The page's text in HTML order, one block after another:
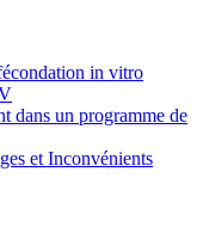
in vitro
dans un programme de
et Inconvénients